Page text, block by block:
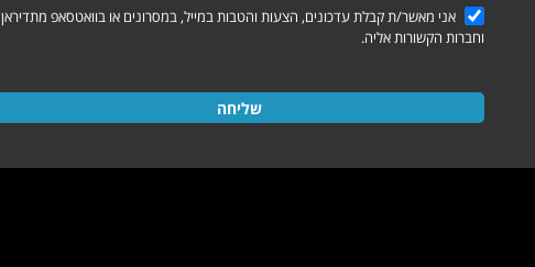
אני מאשר/ת קבלת עדכונים, הצעות והטבות במייל, במסרונים או בוואטסאפ מתדיראן
וחברות הקשורות אליה.
שליחה